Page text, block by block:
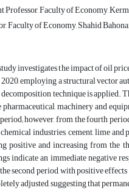
Professor, Faculty of Economy,
Faculty of Economy, Shahid
investigates the impact of oil
employing a structural vector
technique is applied.
machinery and
however, from the fourth
industries, cement, lime
positive and increasing from the
indicate an immediate negative
second period, with positive
adjusted, suggesting that